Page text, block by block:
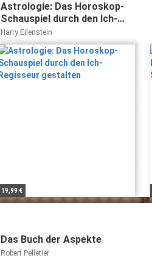
Astrologie: Das Horoskop-
Schauspiel durch den Ich-
Regisseur gestalten
Harry Eilenstein
19,99 €
Das Buch der Aspekte
Robert Pelletier